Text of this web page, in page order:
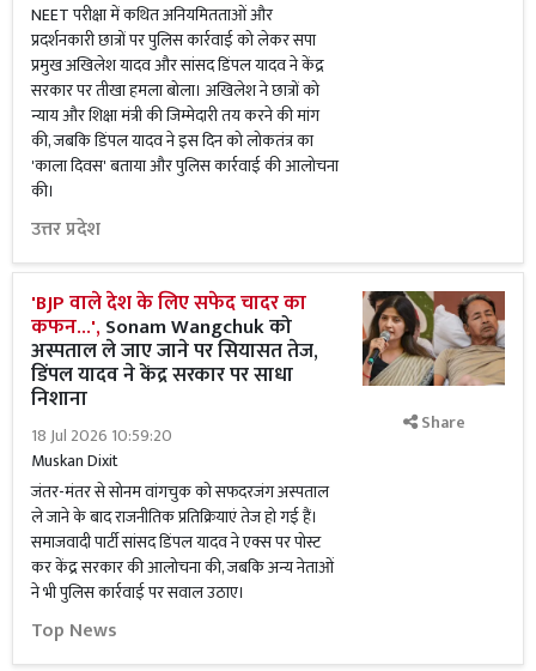
NEET परीक्षा में कथित अनियमितताओं और
प्रदर्शनकारी छात्रों पर पुलिस कार्रवाई को लेकर सपा
प्रमुख अखिलेश यादव और सांसद डिंपल यादव ने केंद्र
सरकार पर तीखा हमला बोला। अखिलेश ने छात्रों को
न्याय और शिक्षा मंत्री की जिम्मेदारी तय करने की मांग
की, जबकि डिंपल यादव ने इस दिन को लोकतंत्र का
'काला दिवस' बताया और पुलिस कार्रवाई की आलोचना
की।
उत्तर प्रदेश
'BJP वाले देश के लिए सफेद चादर का
कफन...', Sonam Wangchuk को
अस्पताल ले जाए जाने पर सियासत तेज,
डिंपल यादव ने केंद्र सरकार पर साधा
निशाना
18 Jul 2026 10:59:20
Muskan Dixit
जंतर-मंतर से सोनम वांगचुक को सफदरजंग अस्पताल
ले जाने के बाद राजनीतिक प्रतिक्रियाएं तेज हो गई हैं।
समाजवादी पार्टी सांसद डिंपल यादव ने एक्स पर पोस्ट
कर केंद्र सरकार की आलोचना की, जबकि अन्य नेताओं
ने भी पुलिस कार्रवाई पर सवाल उठाए।
Top News
Share